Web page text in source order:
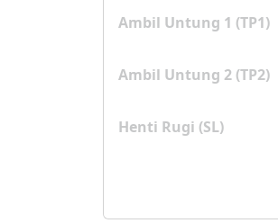
Ambil Untung 1 (TP1)
Ambil Untung 2 (TP2)
Henti Rugi (SL)